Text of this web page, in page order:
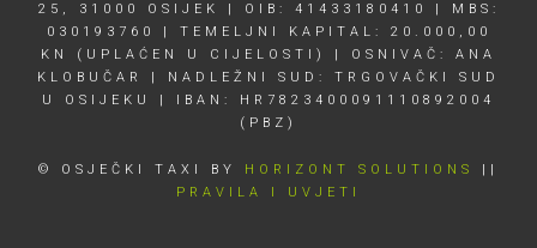
25, 31000 OSIJEK | OIB: 41433180410 | MBS:
030193760 | TEMELJNI KAPITAL: 20.000,00
KN (UPLAĆEN U CIJELOSTI) | OSNIVAČ: ANA
KLOBUČAR | NADLEŽNI SUD: TRGOVAČKI SUD
U OSIJEKU | IBAN: HR7823400091110892004
(PBZ)
© OSJEČKI TAXI BY HORIZONT SOLUTIONS
||
PRAVILA I UVJETI